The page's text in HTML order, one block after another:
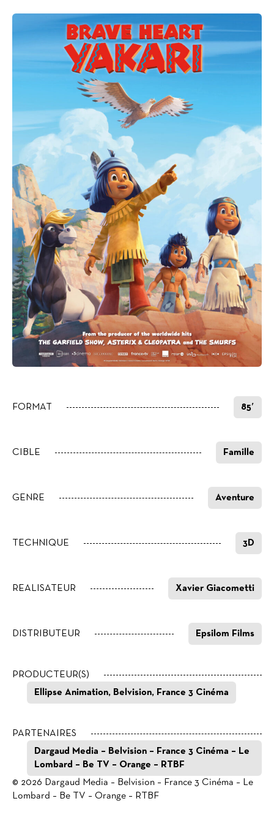
FORMAT 85′
CIBLE Famille
GENRE Aventure
TECHNIQUE 3D
REALISATEUR Xavier Giacometti
DISTRIBUTEUR Epsilom Films
PRODUCTEUR(S)
Ellipse Animation, Belvision, France 3 Cinéma
PARTENAIRES
Dargaud Media – Belvision – France 3 Cinéma – Le
Lombard – Be TV – Orange – RTBF
© 2026 Dargaud Media – Belvision – France 3 Cinéma – Le
Lombard – Be TV – Orange – RTBF